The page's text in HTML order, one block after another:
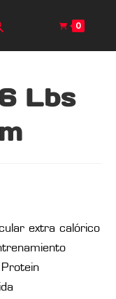
0
Lbs
extra calórico